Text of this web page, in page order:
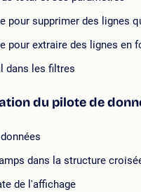
pour supprimer des lignes
pour extraire des lignes en
dans les filtres
du pilote de
dans la structure
de l'affichage